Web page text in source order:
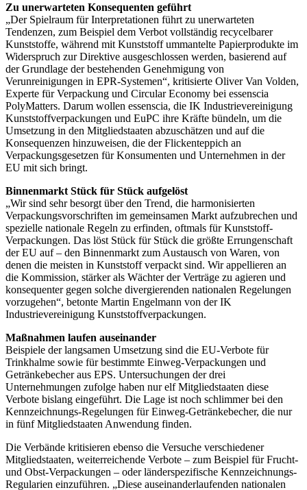
Zu unerwarteten Konsequenten geführt
„Der Spielraum für Interpretationen führt zu unerwarteten
Tendenzen, zum Beispiel dem Verbot vollständig recycelbarer
Kunststoffe, während mit Kunststoff ummantelte Papierprodukte im
Widerspruch zur Direktive ausgeschlossen werden, basierend auf
der Grundlage der bestehenden Genehmigung von
Verunreinigungen in EPR-Systemen“, kritisierte Oliver Van Volden,
Experte für Verpackung und Circular Economy bei essenscia
PolyMatters. Darum wollen essenscia, die IK Industrievereinigung
Kunststoffverpackungen und EuPC ihre Kräfte bündeln, um die
Umsetzung in den Mitgliedstaaten abzuschätzen und auf die
Konsequenzen hinzuweisen, die der Flickenteppich an
Verpackungsgesetzen für Konsumenten und Unternehmen in der
EU mit sich bringt.
Binnenmarkt Stück für Stück aufgelöst
„Wir sind sehr besorgt über den Trend, die harmonisierten
Verpackungsvorschriften im gemeinsamen Markt aufzubrechen und
spezielle nationale Regeln zu erfinden, oftmals für Kunststoff-
Verpackungen. Das löst Stück für Stück die größte Errungenschaft
der EU auf – den Binnenmarkt zum Austausch von Waren, von
denen die meisten in Kunststoff verpackt sind. Wir appellieren an
die Kommission, stärker als Wächter der Verträge zu agieren und
konsequenter gegen solche divergierenden nationalen Regelungen
vorzugehen“, betonte Martin Engelmann von der IK
Industrievereinigung Kunststoffverpackungen.
Maßnahmen laufen auseinander
Beispiele der langsamen Umsetzung sind die EU-Verbote für
Trinkhalme sowie für bestimmte Einweg-Verpackungen und
Getränkebecher aus EPS. Untersuchungen der drei
Unternehmungen zufolge haben nur elf Mitgliedstaaten diese
Verbote bislang eingeführt. Die Lage ist noch schlimmer bei den
Kennzeichnungs-Regelungen für Einweg-Getränkebecher, die nur
in fünf Mitgliedstaaten Anwendung finden.
Die Verbände kritisieren ebenso die Versuche verschiedener
Mitgliedstaaten, weiterreichende Verbote – zum Beispiel für Frucht-
und Obst-Verpackungen – oder länderspezifische Kennzeichnungs-
Regularien einzuführen. „Diese auseinanderlaufenden nationalen